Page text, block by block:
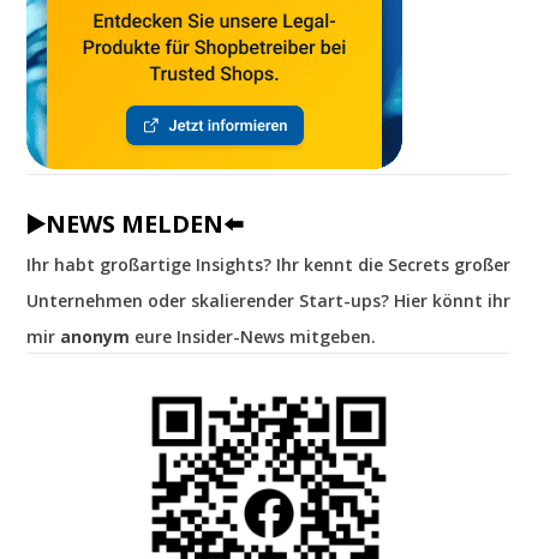
▶️NEWS MELDEN⬅️
Ihr habt großartige Insights? Ihr kennt die Secrets großer
Unternehmen oder skalierender Start-ups? Hier könnt ihr
mir anonym eure Insider-News mitgeben.